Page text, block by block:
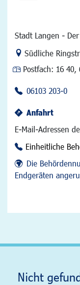
Stadt Langen -
Link zur
Südliche
Postfach: 16 40,
06103 203-0
Anfahrt
E-Mail-Adressen
Einheitliche
Die
Endgeräten
Nicht